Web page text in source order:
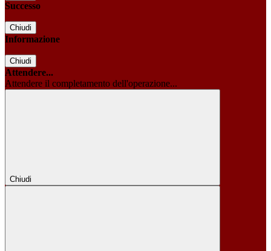
Successo
Chiudi
Informazione
Chiudi
Attendere...
Attendere il completamento dell'operazione...
Chiudi